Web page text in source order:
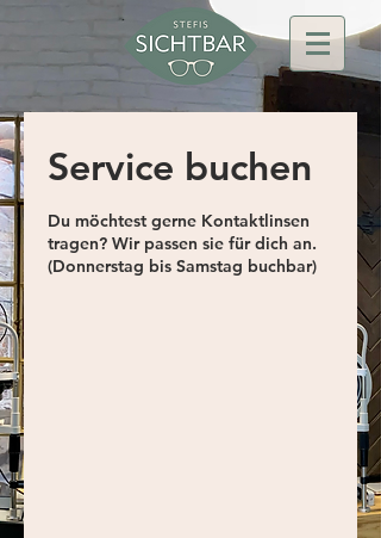
Service buchen
Du möchtest gerne Kontaktlinsen
tragen? Wir passen sie für dich an.
(Donnerstag bis Samstag buchbar)